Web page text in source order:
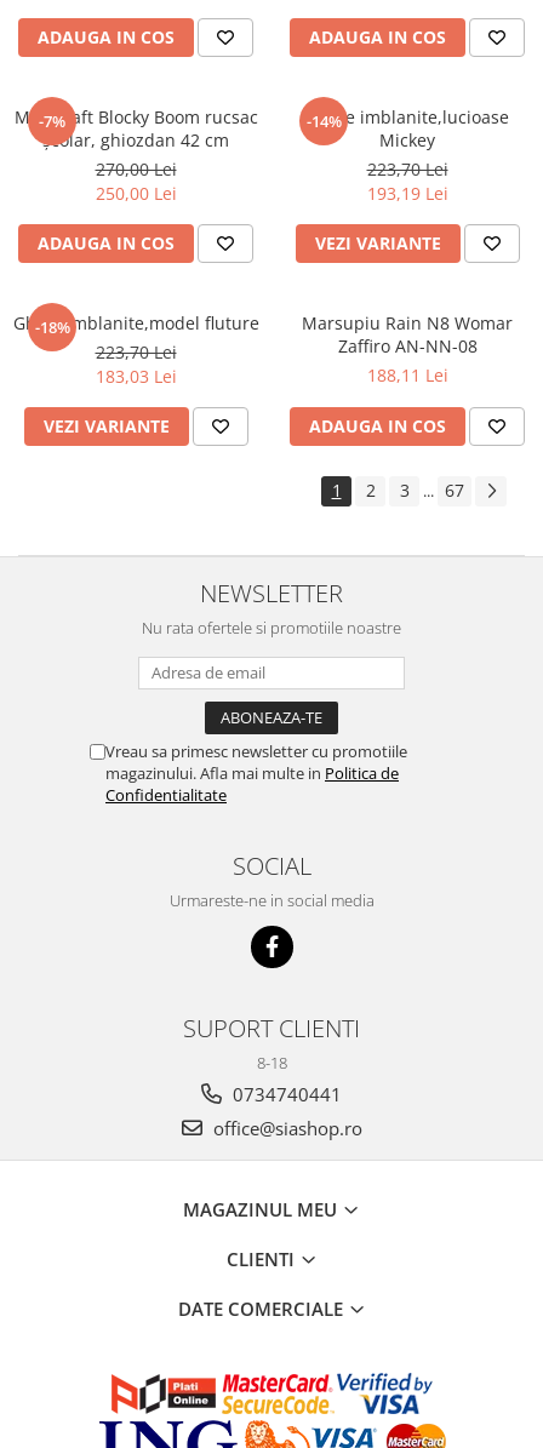
ADAUGA IN COS ADAUGA IN COS
-7%
Minecraft Blocky Boom rucsac
școlar, ghiozdan 42 cm
270,00 Lei
250,00 Lei
ADAUGA IN COS
-14%
Ghete imblanite,lucioase
Mickey
223,70 Lei
193,19 Lei
VEZI VARIANTE
-18%
Ghete imblanite,model fluture
223,70 Lei
183,03 Lei
VEZI VARIANTE
Marsupiu Rain N8 Womar
Zaffiro AN-NN-08
188,11 Lei
ADAUGA IN COS
1 2 3 ... 67
NEWSLETTER
Nu rata ofertele si promotiile noastre
Vreau sa primesc newsletter cu promotiile
magazinului. Afla mai multe in Politica de
Confidentialitate
SOCIAL
Urmareste-ne in social media
SUPORT CLIENTI
8-18
0734740441
office@siashop.ro
MAGAZINUL MEU
CLIENTI
DATE COMERCIALE